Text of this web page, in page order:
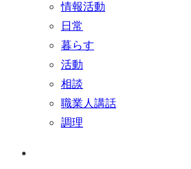
情報活動
日常
暮らす
活動
相談
職業人講話
調理